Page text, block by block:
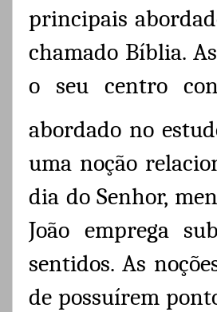
principais
chamado Bíblia.
o seu centro
abordado no
uma noção
dia do Senhor,
João emprega
sentidos. As
de possuírem